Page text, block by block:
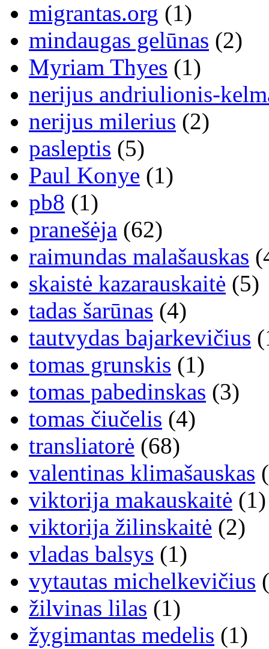
migrantas.org (1)
mindaugas gelūnas (2)
Myriam Thyes (1)
nerijus andriulionis-
nerijus milerius (2)
pasleptis (5)
Paul Konye (1)
pb8 (1)
pranešėja (62)
raimundas malašauskas
skaistė kazarauskaitė (5)
tadas šarūnas (4)
tautvydas bajarkevičius
tomas grunskis (1)
tomas pabedinskas (3)
tomas čiučelis (4)
transliatorė (68)
valentinas klimašauskas
viktorija makauskaitė (1)
viktorija žilinskaitė (2)
vladas balsys (1)
vytautas michelkevičius
žilvinas lilas (1)
žygimantas medelis (1)